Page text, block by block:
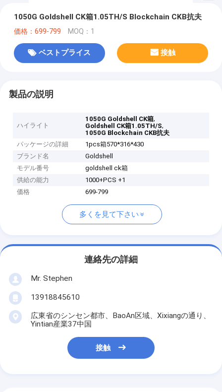
1050G Goldshell CK箱1.05TH/S Blockchain CKB抗夫
価格：699-799 MOQ：1
ベストプライス 接触
製品の説明
ハイライト
1050G Goldshell CK箱,
Goldshell CK箱1.05TH/S,
1050G Blockchain CKB抗夫
パッケージの詳細
1pcs箱570*316*430
ブランド名
Goldshell
モデル番号
goldshell ck箱
供給の能力
1000+PCS +1
価格
699-799
多くを見て下さい
連絡先の詳細
Mr. Stephen
13918845610
広東省のシンセン都市、BaoAn区域、Xixiangの通り、
Yintian産業37中国
接触